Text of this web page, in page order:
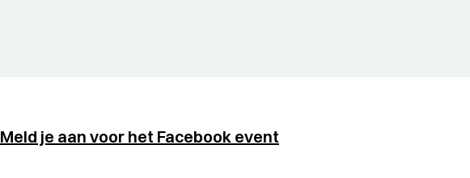
Meld je aan voor het Facebook event